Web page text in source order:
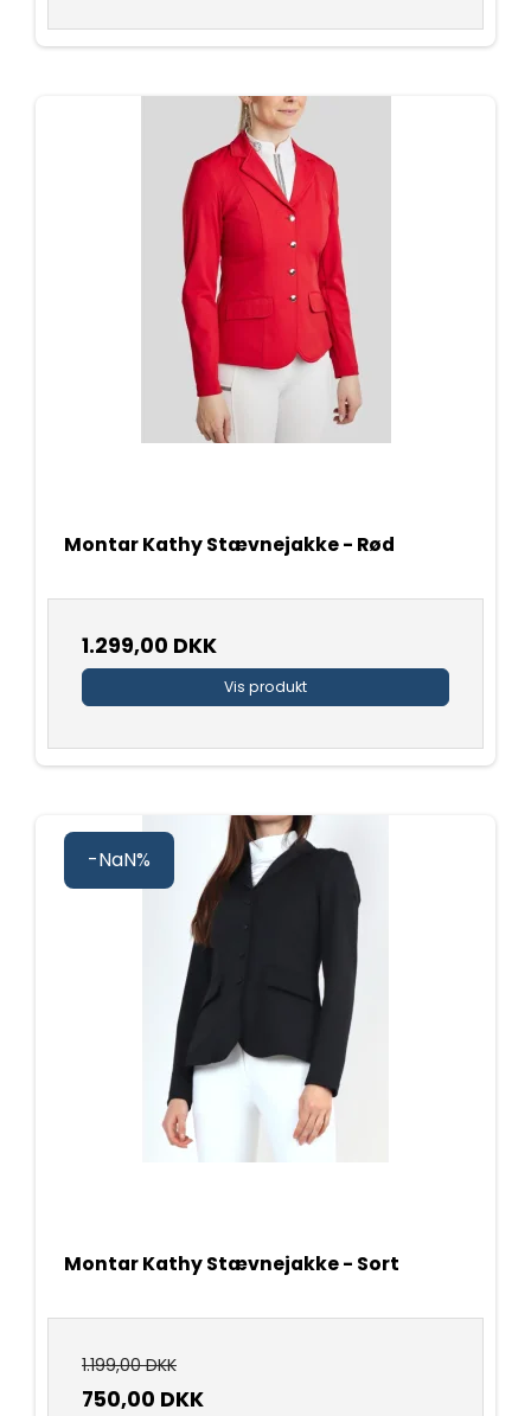
Montar Kathy Stævnejakke - Rød
1.299,00 DKK
Vis produkt
-NaN%
Montar Kathy Stævnejakke - Sort
1.199,00 DKK
750,00 DKK